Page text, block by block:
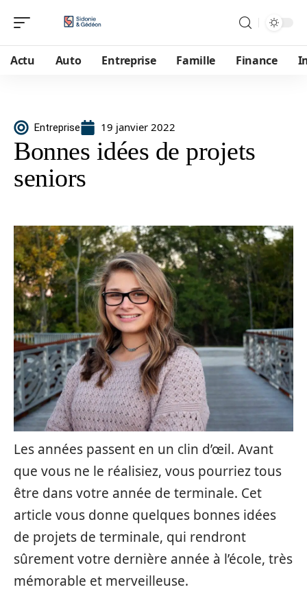
Actu Auto Entreprise Famille Finance
Entreprise 19 janvier 2022
Bonnes idées de projets
seniors
Les années passent en un clin d’œil. Avant
que vous ne le réalisiez, vous pourriez tous
être dans votre année de terminale. Cet
article vous donne quelques bonnes idées
de projets de terminale, qui rendront
sûrement votre dernière année à l’école, très
mémorable et merveilleuse.